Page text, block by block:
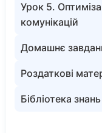
Урок 5.
комунікацій
Домашнє
Роздаткові
Бібліотека знань